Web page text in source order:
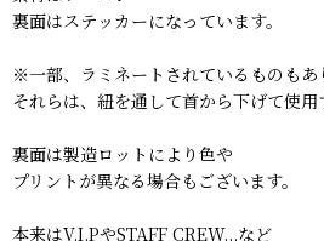
裏面はステッカーになっています。
※一部、ラミネートされているものもあ
それらは、紐を通して首から下げて使用
裏面は製造ロットにより色や
プリントが異なる場合もございます。
本来はV.I.PやSTAFF CREW...など